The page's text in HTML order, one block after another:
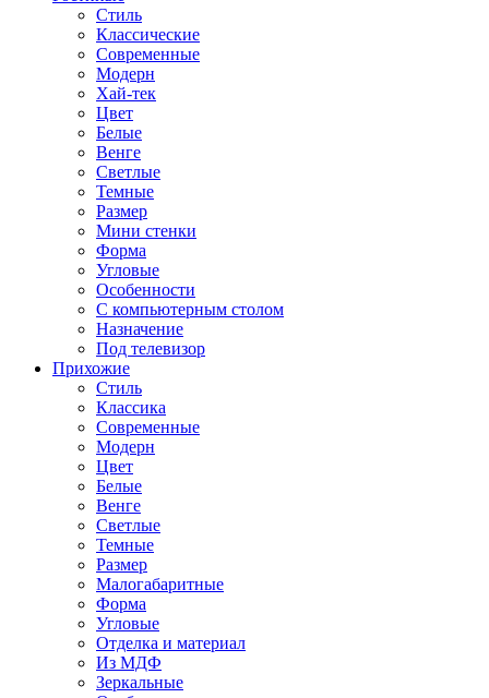
Стиль
Классические
Современные
Модерн
Хай-тек
Цвет
Белые
Венге
Светлые
Темные
Размер
Мини стенки
Форма
Угловые
Особенности
С компьютерным столом
Назначение
Под телевизор
Прихожие
Стиль
Классика
Современные
Модерн
Цвет
Белые
Венге
Светлые
Темные
Размер
Малогабаритные
Форма
Угловые
Отделка и материал
Из МДФ
Зеркальные